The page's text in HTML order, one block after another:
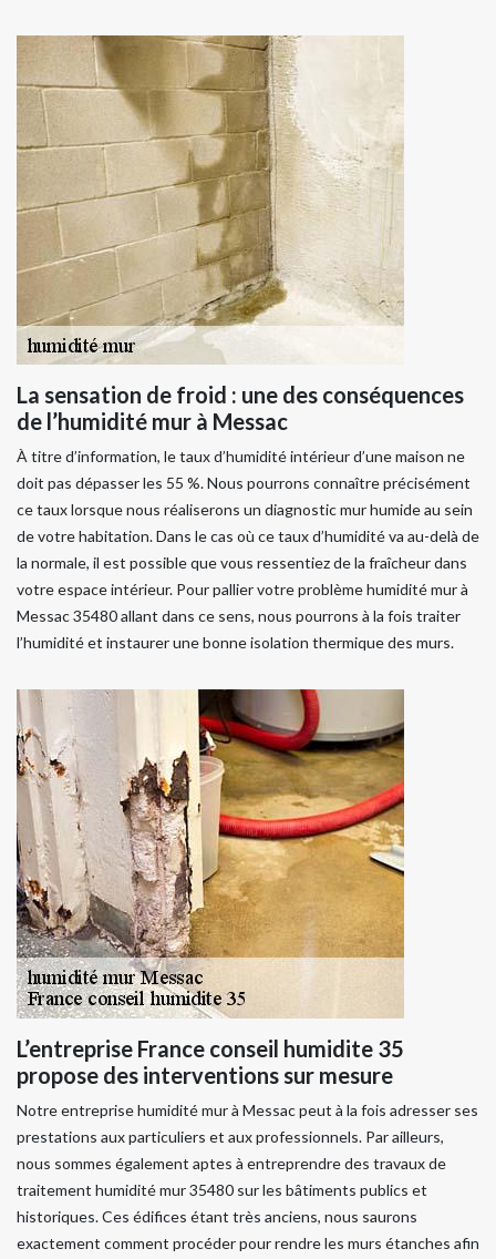
La sensation de froid : une des conséquences
de l’humidité mur à Messac
À titre d’information, le taux d’humidité intérieur d’une maison ne
doit pas dépasser les 55 %. Nous pourrons connaître précisément
ce taux lorsque nous réaliserons un diagnostic mur humide au sein
de votre habitation. Dans le cas où ce taux d’humidité va au-delà de
la normale, il est possible que vous ressentiez de la fraîcheur dans
votre espace intérieur. Pour pallier votre problème humidité mur à
Messac 35480 allant dans ce sens, nous pourrons à la fois traiter
l’humidité et instaurer une bonne isolation thermique des murs.
L’entreprise France conseil humidite 35
propose des interventions sur mesure
Notre entreprise humidité mur à Messac peut à la fois adresser ses
prestations aux particuliers et aux professionnels. Par ailleurs,
nous sommes également aptes à entreprendre des travaux de
traitement humidité mur 35480 sur les bâtiments publics et
historiques. Ces édifices étant très anciens, nous saurons
exactement comment procéder pour rendre les murs étanches afin